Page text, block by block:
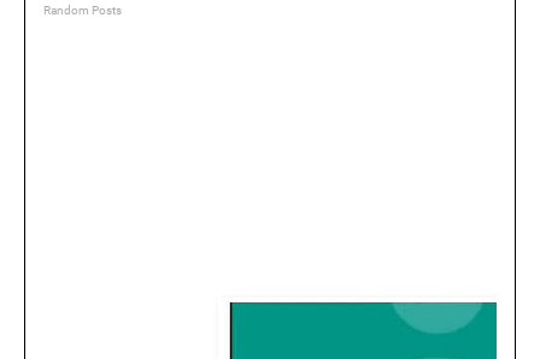
Random Posts